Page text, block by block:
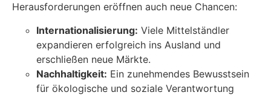
Herausforderungen eröffnen auch neue Chancen:
Internationalisierung: Viele Mittelständler
expandieren erfolgreich ins Ausland und
erschließen neue Märkte.
Nachhaltigkeit: Ein zunehmendes Bewusstsein
für ökologische und soziale Verantwortung